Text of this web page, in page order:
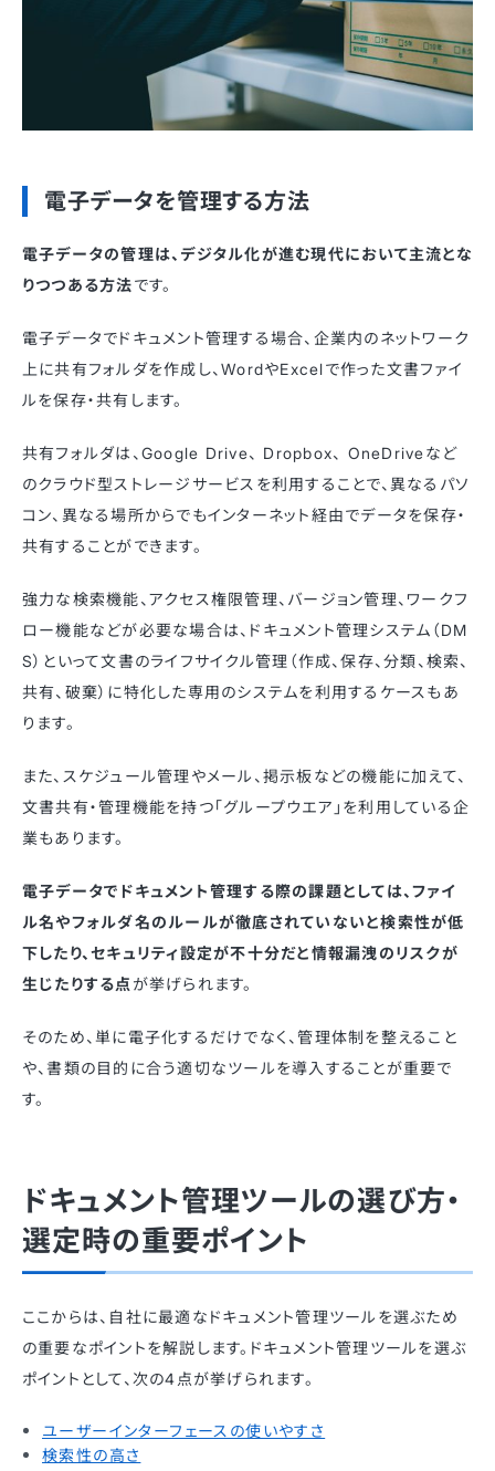
電子データを管理する方法
電子データの管理は、デジタル化が進む現代において主流とな
りつつある方法です。
電子データでドキュメント管理する場合、企業内のネットワーク
上に共有フォルダを作成し、WordやExcelで作った文書ファイ
ルを保存・共有します。
共有フォルダは、Google Drive、 Dropbox、 OneDriveなど
のクラウド型ストレージサービスを利用することで、異なるパソ
コン、異なる場所からでもインターネット経由でデータを保存・
共有することができます。
強力な検索機能、アクセス権限管理、バージョン管理、ワークフ
ロー機能などが必要な場合は、ドキュメント管理システム（DM
S）といって文書のライフサイクル管理（作成、保存、分類、検索、
共有、破棄）に特化した専用のシステムを利用するケースもあ
ります。
また、スケジュール管理やメール、掲示板などの機能に加えて、
文書共有・管理機能を持つ「グループウエア」を利用している企
業もあります。
電子データでドキュメント管理する際の課題としては、ファイ
ル名やフォルダ名のルールが徹底されていないと検索性が低
下したり、セキュリティ設定が不十分だと情報漏洩のリスクが
生じたりする点 が挙げられます。
そのため、単に電子化するだけでなく、管理体制を整えること
や、書類の目的に合う適切なツールを導入することが重要で
す。
ドキュメント管理ツールの選び方・
選定時の重要ポイント
ここからは、自社に最適なドキュメント管理ツールを選ぶため
の重要なポイントを解説します。ドキュメント管理ツールを選ぶ
ポイントとして、次の4点が挙げられます。
ユーザーインターフェースの使いやすさ
検索性の高さ